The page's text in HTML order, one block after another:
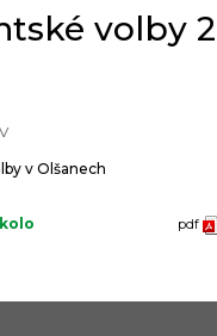
volby
v Olšanech
pdf